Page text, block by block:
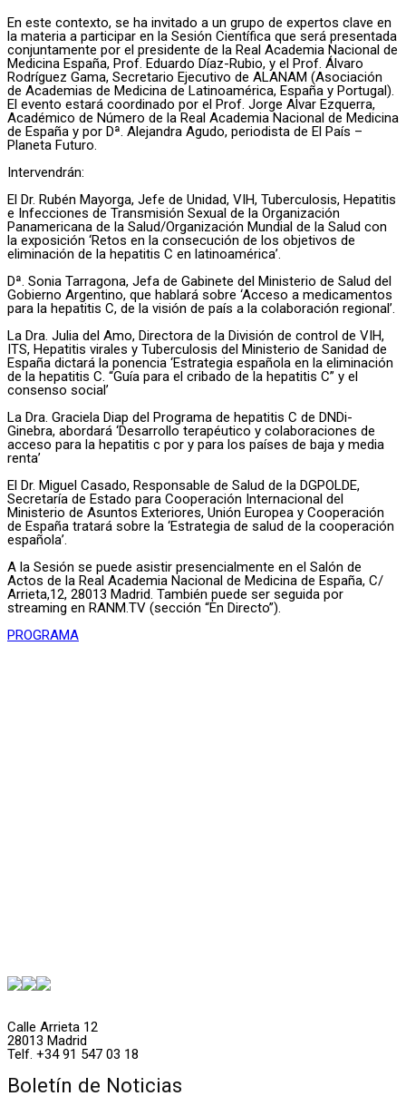
En este contexto, se ha invitado a un grupo de expertos clave en
la materia a participar en la Sesión Científica que será presentada
conjuntamente por el presidente de la Real Academia Nacional de
Medicina España, Prof. Eduardo Díaz-Rubio, y el Prof. Álvaro
Rodríguez Gama, Secretario Ejecutivo de ALANAM (Asociación
de Academias de Medicina de Latinoamérica, España y Portugal).
El evento estará coordinado por el Prof. Jorge Alvar Ezquerra,
Académico de Número de la Real Academia Nacional de Medicina
de España y por Dª. Alejandra Agudo, periodista de El País –
Planeta Futuro.
Intervendrán:
El Dr. Rubén Mayorga, Jefe de Unidad, VIH, Tuberculosis, Hepatitis
e Infecciones de Transmisión Sexual de la Organización
Panamericana de la Salud/Organización Mundial de la Salud con
la exposición ‘Retos en la consecución de los objetivos de
eliminación de la hepatitis C en latinoamérica’.
Dª. Sonia Tarragona, Jefa de Gabinete del Ministerio de Salud del
Gobierno Argentino, que hablará sobre ‘Acceso a medicamentos
para la hepatitis C, de la visión de país a la colaboración regional’.
La Dra. Julia del Amo, Directora de la División de control de VIH,
ITS, Hepatitis virales y Tuberculosis del Ministerio de Sanidad de
España dictará la ponencia ‘Estrategia española en la eliminación
de la hepatitis C. “Guía para el cribado de la hepatitis C” y el
consenso social’
La Dra. Graciela Diap del Programa de hepatitis C de DNDi-
Ginebra, abordará ‘Desarrollo terapéutico y colaboraciones de
acceso para la hepatitis c por y para los países de baja y media
renta’
El Dr. Miguel Casado, Responsable de Salud de la DGPOLDE,
Secretaría de Estado para Cooperación Internacional del
Ministerio de Asuntos Exteriores, Unión Europea y Cooperación
de España tratará sobre la ‘Estrategia de salud de la cooperación
española’.
A la Sesión se puede asistir presencialmente en el Salón de
Actos de la Real Academia Nacional de Medicina de España, C/
Arrieta,12, 28013 Madrid. También puede ser seguida por
streaming en RANM.TV (sección “En Directo”).
PROGRAMA
Calle Arrieta 12
28013 Madrid
Telf. +34 91 547 03 18
Boletín de Noticias